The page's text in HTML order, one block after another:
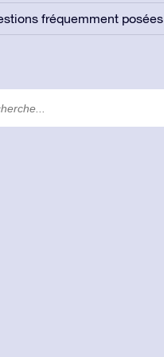
fréquemment posées